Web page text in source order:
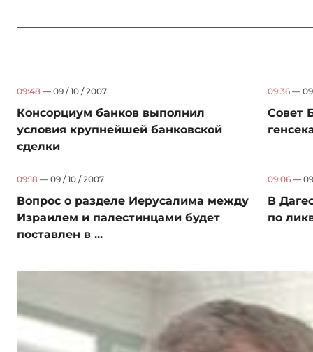
09:48 — 09 / 10 / 2007
Консорциум банков выполнил
условия крупнейшей банковской
сделки
09:36 — 09
Совет
09:18 — 09 / 10 / 2007
Вопрос о разделе Иерусалима между
Израилем и палестинцами будет
поставлен в ...
09:06 — 09
В
по